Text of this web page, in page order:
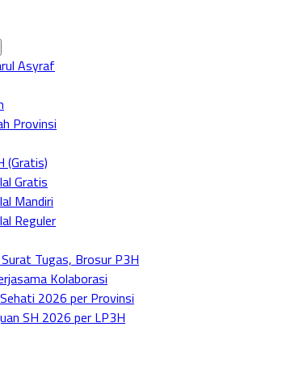
Asyraf
Provinsi
(Gratis)
Gratis
Mandiri
Reguler
Tugas, Brosur P3H
Kolaborasi
2026 per Provinsi
SH 2026 per LP3H